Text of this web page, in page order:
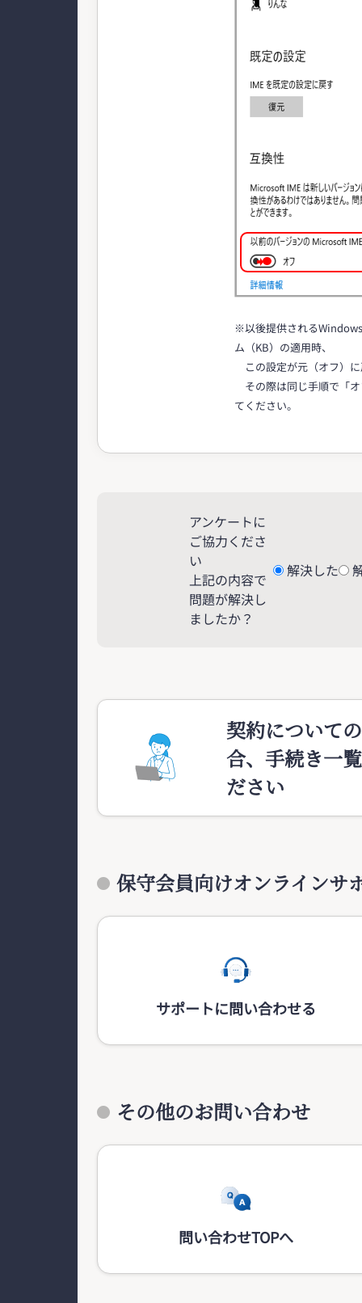
※以後提供される
ム（KB）の適用時、
この設定が元（オフ）
その際は同じ手順で「
てください。
アンケートに
ご協力くださ
い
上記の内容で
問題が解決し
ましたか？
解決した
契約について
合、手続き一
ださい
保守会員向けオンラインサ
サポートに問い合わせる
その他のお問い合わせ
問い合わせTOPへ